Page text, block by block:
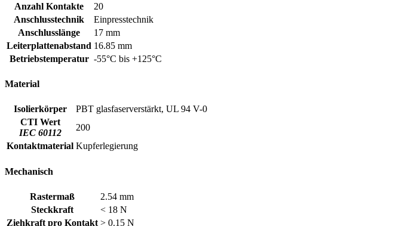
Anzahl Kontakte
20
Anschlusstechnik
Einpresstechnik
Anschlusslänge
17 mm
Leiterplattenabstand 16.85 mm
Betriebstemperatur -55°C bis +125°C
Material
Isolierkörper
PBT glasfaserverstärkt, UL 94 V-0
CTI Wert
IEC 60112
200
Kontaktmaterial Kupferlegierung
Mechanisch
Rastermaß
2.54 mm
Steckkraft
< 18 N
Ziehkraft pro Kontakt > 0.15 N